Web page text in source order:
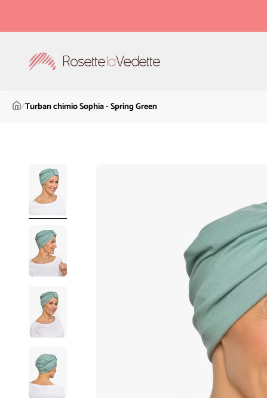
Rosette la Vedette
/Turban chimio Sophia - Spring Green